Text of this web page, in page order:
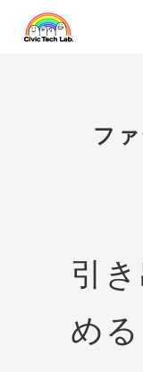
フ
引
め